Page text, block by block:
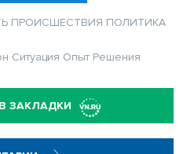
ПРОИСШЕСТВИЯ ПОЛИТИКА
Ситуация Опыт Решения
ЗАКЛАДКИ